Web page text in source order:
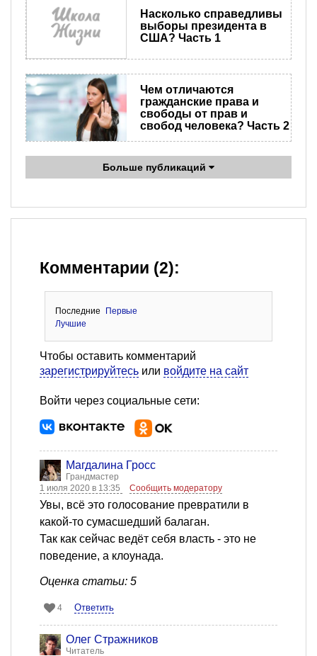
Насколько справедливы
выборы президента в
США? Часть 1
Чем отличаются
гражданские права и
свободы от прав и
свобод человека? Часть 2
Больше публикаций
Комментарии (2):
Последние
Первые
Лучшие
Чтобы оставить комментарий
зарегистрируйтесь или войдите на сайт
Войти через социальные сети:
Магдалина Гросс
Грандмастер
1 июля 2020 в 13:35
Сообщить модератору
Увы, всё это голосование превратили в
какой-то сумасшедший балаган.
Так как сейчас ведёт себя власть - это не
поведение, а клоунада.
Оценка статьи: 5
4 Ответить
Олег Стражников
Читатель